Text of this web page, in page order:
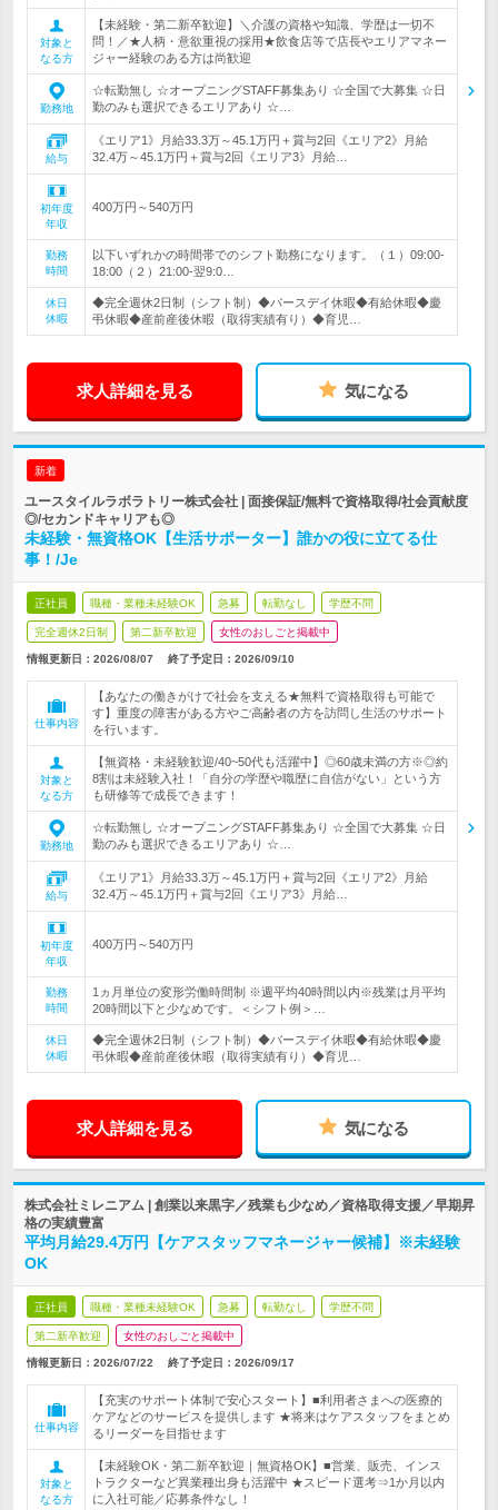
対象と
なる方
【未経験・第二新卒歓迎】＼介護の資格や知識、学歴は一切不
問！／★人柄・意欲重視の採用★飲食店等で店長やエリアマネー
ジャー経験のある方は尚歓迎
勤務地
☆転勤無し ☆オープニングSTAFF募集あり ☆全国で大募集 ☆日
勤のみも選択できるエリアあり ☆…
給与
《エリア1》月給33.3万～45.1万円＋賞与2回《エリア2》月給
32.4万～45.1万円＋賞与2回《エリア3》月給…
初年度
年収
400万円～540万円
勤務
時間
以下いずれかの時間帯でのシフト勤務になります。（１）09:00-
18:00（２）21:00-翌9:0…
休日
休暇
◆完全週休2日制（シフト制）◆バースデイ休暇◆有給休暇◆慶
弔休暇◆産前産後休暇（取得実績有り）◆育児…
求人詳細を見る 気になる
新着
ユースタイルラボラトリー株式会社 | 面接保証/無料で資格取得/社会貢献度
◎/セカンドキャリアも◎
未経験・無資格OK【生活サポーター】誰かの役に立てる仕
事！/Je
正社員 職種・業種未経験OK 急募 転勤なし 学歴不問
完全週休2日制 第二新卒歓迎 女性のおしごと掲載中
情報更新日：2026/08/07 終了予定日： 2026/09/10
仕事内容
【あなたの働きがけで社会を支える★無料で資格取得も可能で
す】重度の障害がある方やご高齢者の方を訪問し生活のサポート
を行います。
対象と
なる方
【無資格・未経験歓迎/40~50代も活躍中】◎60歳未満の方※◎約
8割は未経験入社！「自分の学歴や職歴に自信がない」という方
も研修等で成長できます！
勤務地
☆転勤無し ☆オープニングSTAFF募集あり ☆全国で大募集 ☆日
勤のみも選択できるエリアあり ☆…
給与
《エリア1》月給33.3万～45.1万円＋賞与2回《エリア2》月給
32.4万～45.1万円＋賞与2回《エリア3》月給…
初年度
年収
400万円～540万円
勤務
時間
1ヵ月単位の変形労働時間制 ※週平均40時間以内※残業は月平均
20時間以下と少なめです。＜シフト例＞…
休日
休暇
◆完全週休2日制（シフト制）◆バースデイ休暇◆有給休暇◆慶
弔休暇◆産前産後休暇（取得実績有り）◆育児…
求人詳細を見る 気になる
株式会社ミレニアム | 創業以来黒字／残業も少なめ／資格取得支援／早期昇
格の実績豊富
平均月給29.4万円【ケアスタッフマネージャー候補】※未経験
OK
正社員 職種・業種未経験OK 急募 転勤なし 学歴不問
第二新卒歓迎 女性のおしごと掲載中
情報更新日：2026/07/22 終了予定日： 2026/09/17
仕事内容
【充実のサポート体制で安心スタート】■利用者さまへの医療的
ケアなどのサービスを提供します ★将来はケアスタッフをまとめ
るリーダーを目指せます
対象と
なる方
【未経験OK・第二新卒歓迎｜無資格OK】■営業、販売、インス
トラクターなど異業種出身も活躍中 ★スピード選考⇒1か月以内
に入社可能／応募条件なし！